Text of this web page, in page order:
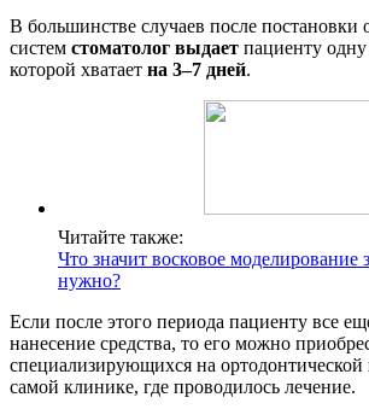
В большинстве случаев после постановки
систем стоматолог выдает пациенту одну
которой хватает на 3–7 дней.
Читайте также:
Что значит восковое моделирование
нужно?
Если после этого периода пациенту все
нанесение средства, то его можно
специализирующихся на
самой клинике, где проводилось лечение.